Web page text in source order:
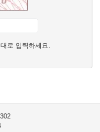
로 입력하세요.